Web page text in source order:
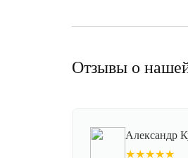
Отзывы о
Александр
★★★★★